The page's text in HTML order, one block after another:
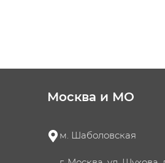
Москва и МО
м. Шаболовская